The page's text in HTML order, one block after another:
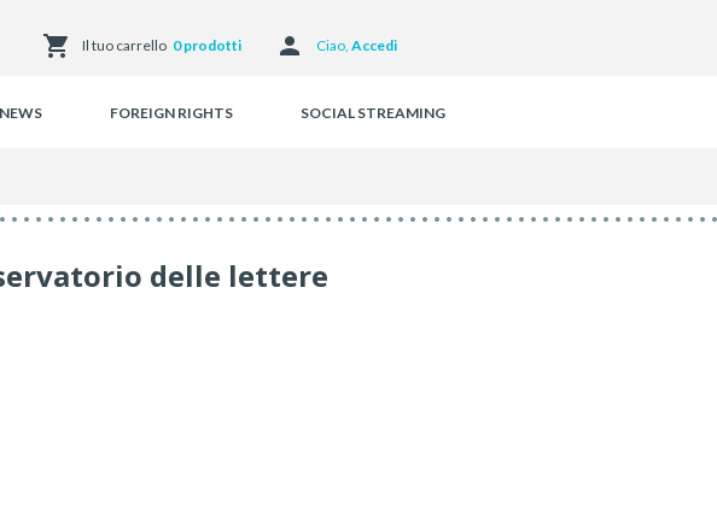
Il tuo carrello 0 prodotti Ciao, Accedi
NEWS FOREIGN RIGHTS SOCIAL STREAMING
delle lettere